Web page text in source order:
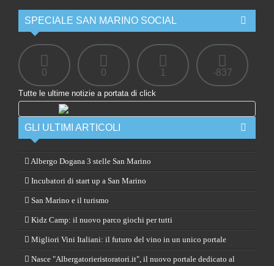
SPECIALE SAN MARINO SOCIAL
0 0 1 -837
Tutte le ultime notizie a portata di click
GLI ULTIMI ARTICOLI
Albergo Dogana 3 stelle San Marino
Incubatori di start up a San Marino
San Marino e il turismo
Kidz Camp: il nuovo parco giochi per tutti
Migliori Vini Italiani: il futuro del vino in un unico portale
Nasce "Albergatorieristoratori.it", il nuovo portale dedicato al